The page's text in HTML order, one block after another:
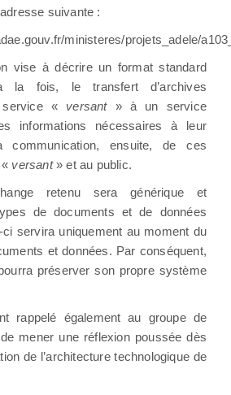
suivante :
ministeres/projets_adele/
vise à décrire un format standard
la fois, le transfert d’archives
service « versant» à un service
informations nécessaires à leur
communication, ensuite, de ces
versant» et au public.
retenu sera générique et
de documents et de données
servira uniquement au moment du
et données. Par conséquent,
préserver son propre système
rappelé également au groupe de
mener une réflexion poussée dès
de l’architecture technologique de